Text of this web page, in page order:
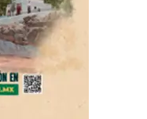
de esta jornada
las labores de
Mecánica,
como el
como los